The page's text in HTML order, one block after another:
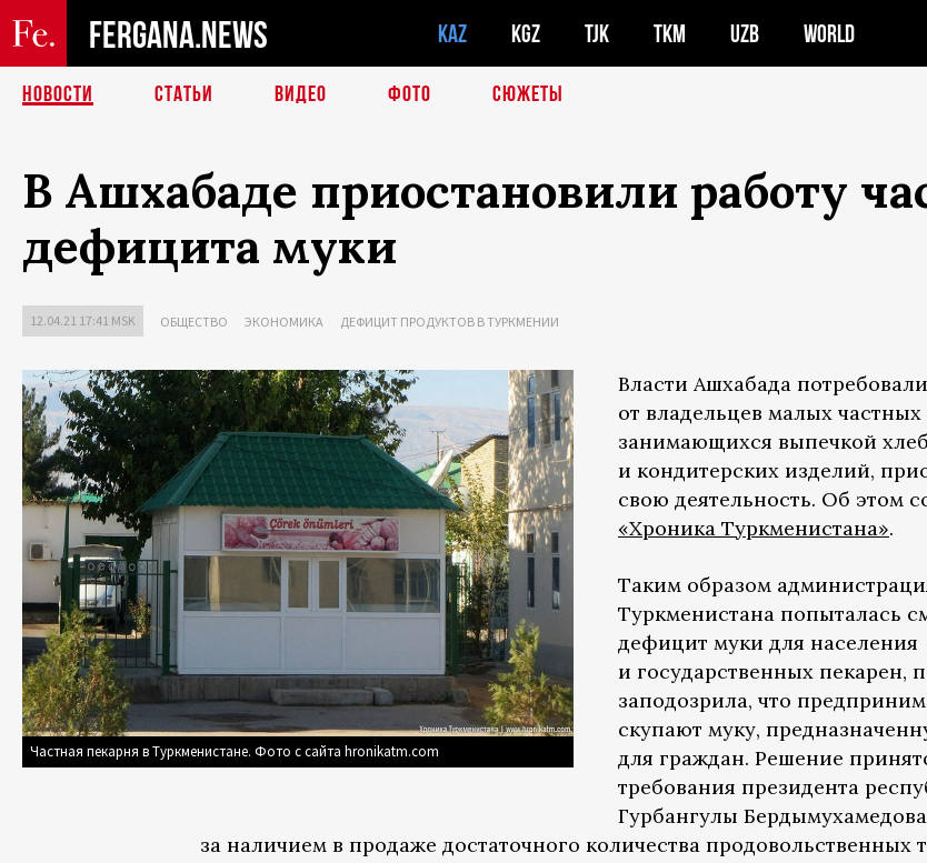
FERGANA.NEWS KAZ KGZ TJK TKM UZB WORLD
НОВОСТИ СТАТЬИ ВИДЕО ФОТО СЮЖЕТЫ
В Ашхабаде приостановили работу
дефицита муки
12.04.21 17:41 MSK ОБЩЕСТВО ЭКОНОМИКА ДЕФИЦИТ ПРОДУКТОВ В ТУРКМЕНИИ
Частная пекарня в Туркменистане. Фото с сайта hronikatm.com
Власти Ашхабада потребовали
от владельцев малых
занимающихся выпечкой
и кондитерских изделий,
свою деятельность. Об этом
«Хроника Туркменистана».
Таким образом
Туркменистана попыталась
дефицит муки для населения
и государственных пекарен,
заподозрила, что
скупают муку,
для граждан. Решение
требования президента
Гурбангулы
за наличием в продаже достаточного количества продовольственных